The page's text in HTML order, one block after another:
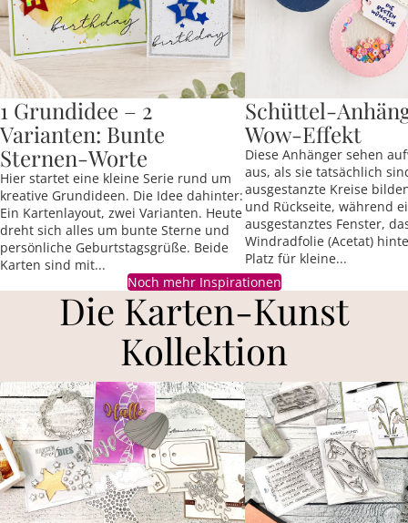
1 Grundidee – 2
Varianten: Bunte
Sternen-Worte
Hier startet eine kleine Serie rund um
kreative Grundideen. Die Idee dahinter:
Ein Kartenlayout, zwei Varianten. Heute
dreht sich alles um bunte Sterne und
persönliche Geburtstagsgrüße. Beide
Karten sind mit...
Schüttel-
Wow-Effekt
Diese Anhänger sehen
aus, als sie tatsächlich
ausgestanzte Kreise
und Rückseite, während
ausgestanztes Fenster,
Windradfolie (Acetat)
Platz für kleine...
Noch mehr Inspirationen
Die Karten-Kunst
Kollektion
Stanzschablonen von Karten-Kunst Stempel von Karten-Kunst